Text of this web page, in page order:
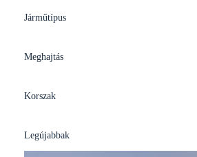
Járműtípus
Meghajtás
Korszak
Legújabbak